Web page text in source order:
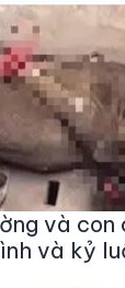
và con
và kỷ